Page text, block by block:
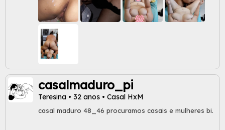
casalmaduro_pi
Teresina • 32 anos • Casal HxM
casal maduro 48_46 procuramos casais e mulheres bi.